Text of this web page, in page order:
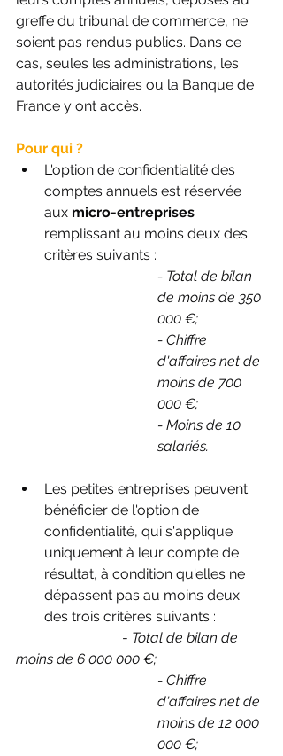
greffe du tribunal de commerce, ne
soient pas rendus publics. Dans ce
cas, seules les administrations, les
autorités judiciaires ou la Banque de
France y ont accès.
Pour qui ?
L'option de confidentialité des
comptes annuels est réservée
aux micro-entreprises
remplissant au moins deux des
critères suivants :
- Total de bilan
de moins de 350
000 €;
- Chiffre
d'affaires net de
moins de 700
000 €;
- Moins de 10
salariés.
Les petites entreprises peuvent
bénéficier de l'option de
confidentialité, qui s'applique
uniquement à leur compte de
résultat, à condition qu'elles ne
dépassent pas au moins deux
des trois critères suivants :
			-
Total de bilan de
moins de 6 000 000 €;
- Chiffre
d'affaires net de
moins de 12 000
000 €;